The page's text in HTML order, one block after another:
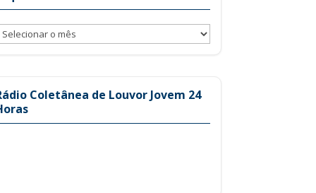
Coletânea de Louvor Jovem 24